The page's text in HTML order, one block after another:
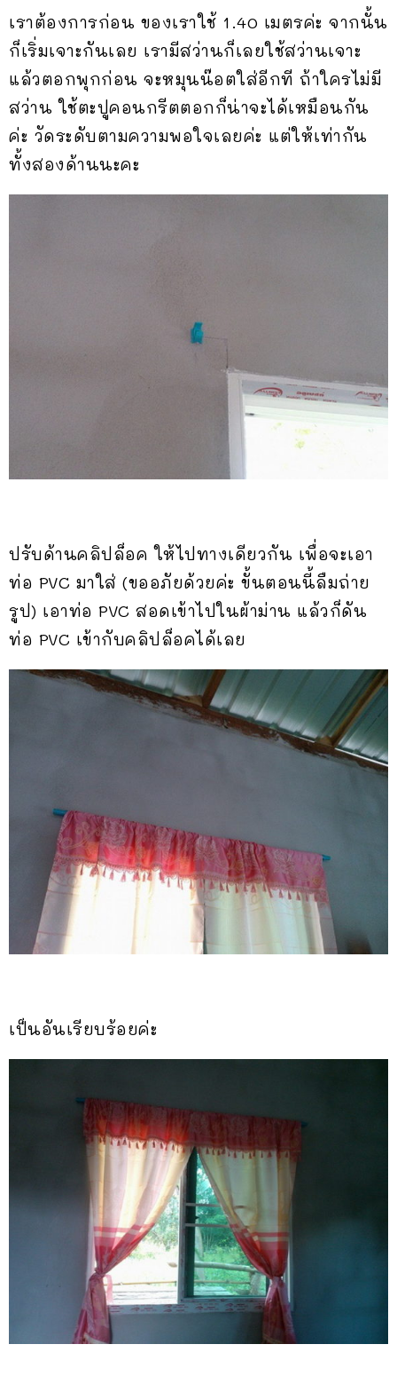
เราต้องการก่อน ของเราใช้ 1.40 เมตรค่ะ จากนั้น
ก็เริ่มเจาะกันเลย เรามีสว่านก็เลยใช้สว่านเจาะ
แล้วตอกพุกก่อน จะหมุนน๊อตใส่อีกที ถ้าใครไม่มี
สว่าน ใช้ตะปูคอนกรีตตอกก็น่าจะได้เหมือนกัน
ค่ะ วัดระดับตามความพอใจเลยค่ะ แต่ให้เท่ากัน
ทั้งสองด้านนะคะ
ปรับด้านคลิปล็อค ให้ไปทางเดียวกัน เพื่อจะเอา
ท่อ PVC มาใส่ (ขออภัยด้วยค่ะ ขั้นตอนนี้ลืมถ่าย
รูป) เอาท่อ PVC สอดเข้าไปในผ้าม่าน แล้วก็ดัน
ท่อ PVC เข้ากับคลิปล็อคได้เลย
เป็นอันเรียบร้อยค่ะ